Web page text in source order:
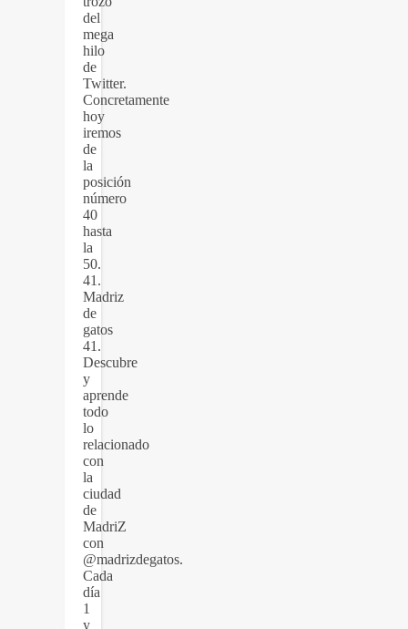
del
mega
hilo
de
Twitter.
Concretamente
hoy
iremos
de
la
posición
número
40
hasta
la
50.
41.
Madriz
de
gatos
41.
Descubre
y
aprende
todo
lo
relacionado
con
la
ciudad
de
MadriZ
con
@madrizdegatos.
Cada
día
1
y